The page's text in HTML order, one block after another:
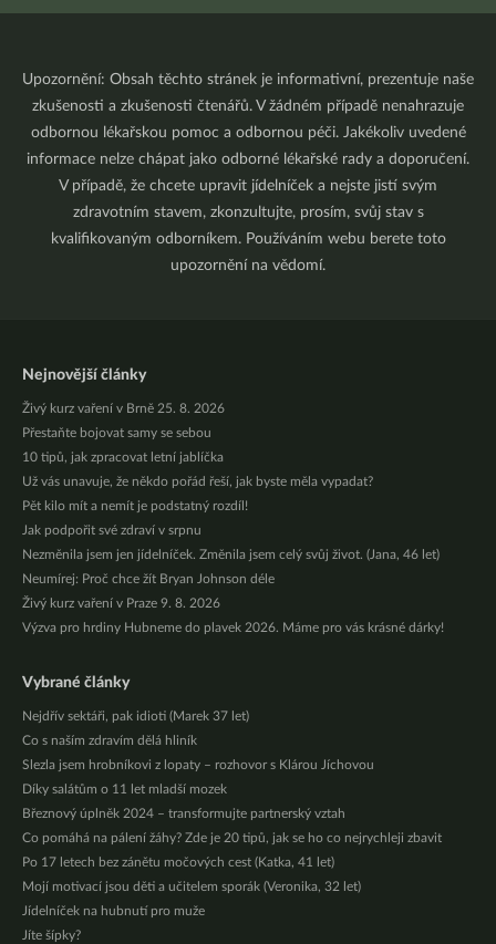
Upozornění: Obsah těchto stránek je informativní, prezentuje naše
zkušenosti a zkušenosti čtenářů. V žádném případě nenahrazuje
odbornou lékařskou pomoc a odbornou péči. Jakékoliv uvedené
informace nelze chápat jako odborné lékařské rady a doporučení.
V případě, že chcete upravit jídelníček a nejste jistí svým
zdravotním stavem, zkonzultujte, prosím, svůj stav s
kvalifikovaným odborníkem. Používáním webu berete toto
upozornění na vědomí.
Nejnovější články
Živý kurz vaření v Brně 25. 8. 2026
Přestaňte bojovat samy se sebou
10 tipů, jak zpracovat letní jablíčka
Už vás unavuje, že někdo pořád řeší, jak byste měla vypadat?
Pět kilo mít a nemít je podstatný rozdíl!
Jak podpořit své zdraví v srpnu
Nezměnila jsem jen jídelníček. Změnila jsem celý svůj život. (Jana, 46 let)
Neumírej: Proč chce žít Bryan Johnson déle
Živý kurz vaření v Praze 9. 8. 2026
Výzva pro hrdiny Hubneme do plavek 2026. Máme pro vás krásné dárky!
Vybrané články
Nejdřív sektáři, pak idioti (Marek 37 let)
Co s naším zdravím dělá hliník
Slezla jsem hrobníkovi z lopaty – rozhovor s Klárou Jíchovou
Díky salátům o 11 let mladší mozek
Březnový úplněk 2024 – transformujte partnerský vztah
Co pomáhá na pálení žáhy? Zde je 20 tipů, jak se ho co nejrychleji zbavit
Po 17 letech bez zánětu močových cest (Katka, 41 let)
Mojí motivací jsou děti a učitelem sporák (Veronika, 32 let)
Jídelníček na hubnutí pro muže
Jíte šípky?